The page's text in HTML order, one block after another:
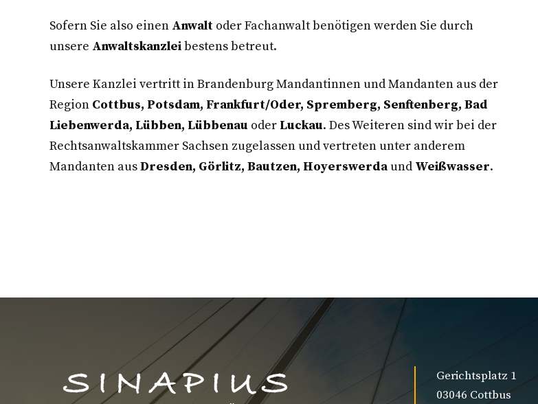
Sofern Sie also einen Anwalt oder Fachanwalt benötigen werden Sie durch
unsere Anwaltskanzleibestens betreut.
Unsere Kanzlei vertritt in Brandenburg Mandantinnen und Mandanten aus der
Region Cottbus, Potsdam, Frankfurt/Oder, Spremberg, Senftenberg, Bad
Liebenwerda, Lübben, Lübbenau oder Luckau. Des Weiteren sind wir bei der
Rechtsanwaltskammer Sachsen zugelassen und vertreten unter anderem
Mandanten ausDresden, Görlitz, Bautzen, Hoyerswerdaund Weißwasser.
Gerichtsplatz 1
03046 Cottbus